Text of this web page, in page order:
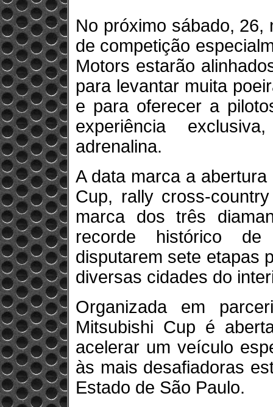
No próximo sábado,
de competição
Motors estarão
para levantar muita
e para oferecer a
experiência
adrenalina.
A data marca a
Cup, rally cross-
marca dos três
recorde histórico de
disputarem sete etapas
diversas cidades do
Organizada em
Mitsubishi Cup é
acelerar um veículo
às mais desafiadoras
Estado de São Paulo.